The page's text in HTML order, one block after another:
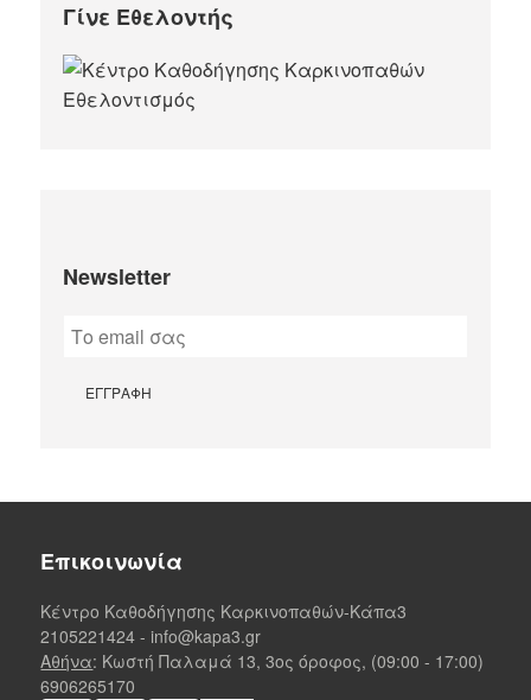
Γίνε Εθελοντής
Newsletter
Επικοινωνία
Κέντρο Καθοδήγησης Καρκινοπαθών-Κάπα3
2105221424 - info@kapa3.gr
Αθήνα: Κωστή Παλαμά 13, 3ος όροφος, (09:00 - 17:00)
6906265170